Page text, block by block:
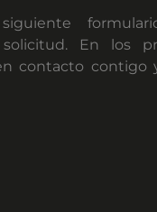
En los
contacto contigo